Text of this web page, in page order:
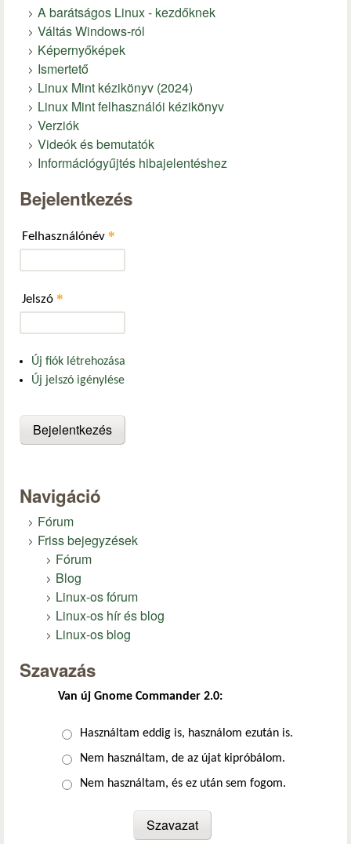
A barátságos Linux - kezdőknek
Váltás Windows-ról
Képernyőképek
Ismertető
Linux Mint kézikönyv (2024)
Linux Mint felhasználói kézikönyv
Verziók
Videók és bemutatók
Információgyűjtés hibajelentéshez
Bejelentkezés
Felhasználónév *
Jelszó *
Új fiók létrehozása
Új jelszó igénylése
Navigáció
Fórum
Friss bejegyzések
Fórum
Blog
Linux-os fórum
Linux-os hír és blog
Linux-os blog
Szavazás
Van új Gnome Commander 2.0:
Választások
Használtam eddig is, használom ezután is.
Nem használtam, de az újat kipróbálom.
Nem használtam, és ez után sem fogom.